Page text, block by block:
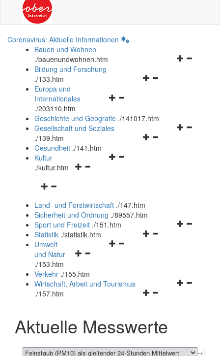
Coronavirus: Aktuelle Informationen
Bauen und Wohnen
./bauenundwohnen.htm
Navigationsmenü
Bildung und Forschung
./133.htm
Navigationsmenü
und
schließen
Europa und
Internationales
./203110.htm
Geschichte und Geografie ./141017.htm
Navigationsmenü
Gesellschaft und Soziales
./139.htm
Navigationsmenü
Gesundheit ./141.htm
Navigationsmenü
Kultur
./kultur.htm
Navigationsmenü
und
schließen
Land- und Forstwirtschaft ./147.htm
Sicherheit und Ordnung ./89557.htm
Navigationsmenü
Sport und Freizeit ./151.htm
Navigationsmenü
Statistik ./statistik.htm
Navigationsmenü
und
schließen
Umwelt
und Natur
./153.htm
Verkehr ./155.htm
Navigationsmenü
schließen
Wirtschaft, Arbeit und Tourismus
./157.htm
Aktuelle Messwerte